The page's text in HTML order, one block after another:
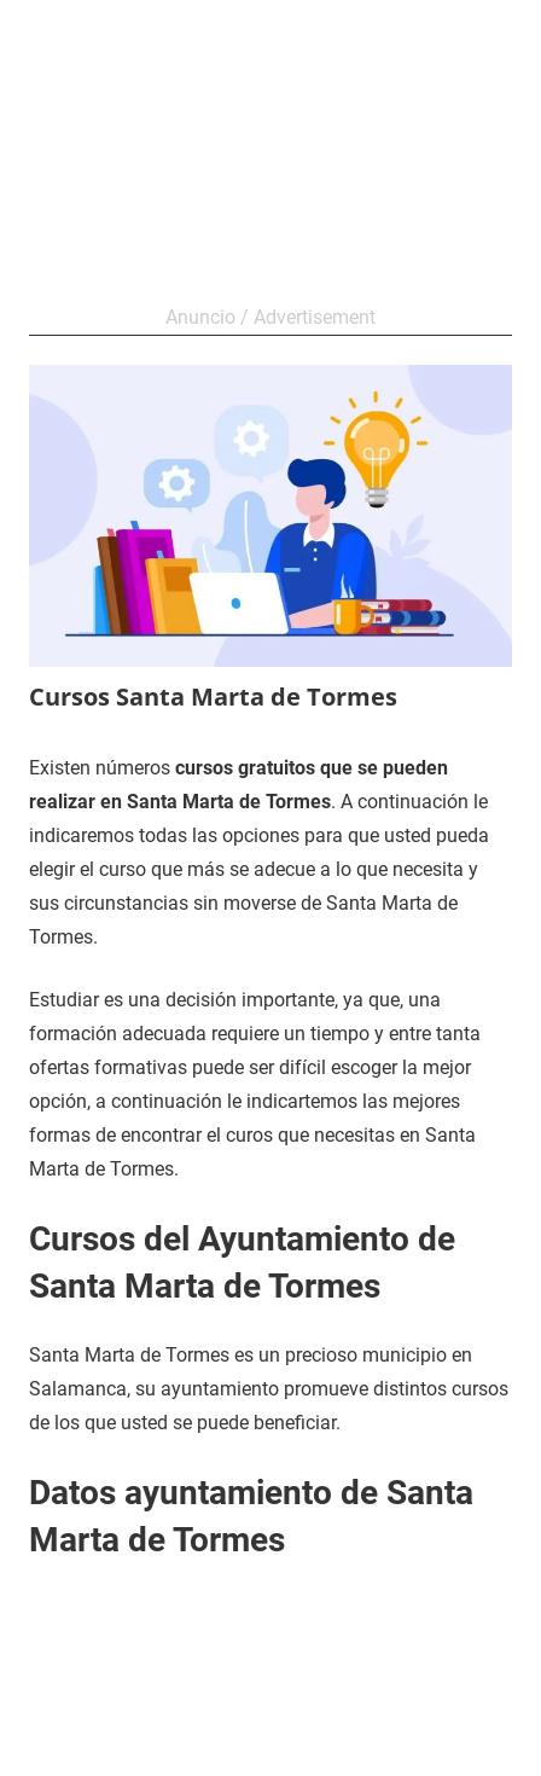
Cursos Santa Marta de Tormes
15
de
noviembre
2020
Maria
Cursos
en
Salamanca
Existen números cursos gratuitos que se pueden
realizar en Santa Marta de Tormes. A continuación le
indicaremos todas las opciones para que usted pueda
elegir el curso que más se adecue a lo que necesita y
sus circunstancias sin moverse de Santa Marta de
Tormes.
Estudiar es una decisión importante, ya que, una
formación adecuada requiere un tiempo y entre tanta
ofertas formativas puede ser difícil escoger la mejor
opción, a continuación le indicartemos las mejores
formas de encontrar el curos que necesitas en Santa
Marta de Tormes.
Cursos del Ayuntamiento de
Santa Marta de Tormes
Santa Marta de Tormes es un precioso municipio en
Salamanca, su ayuntamiento promueve distintos cursos
de los que usted se puede beneficiar.
Datos ayuntamiento de Santa
Marta de Tormes